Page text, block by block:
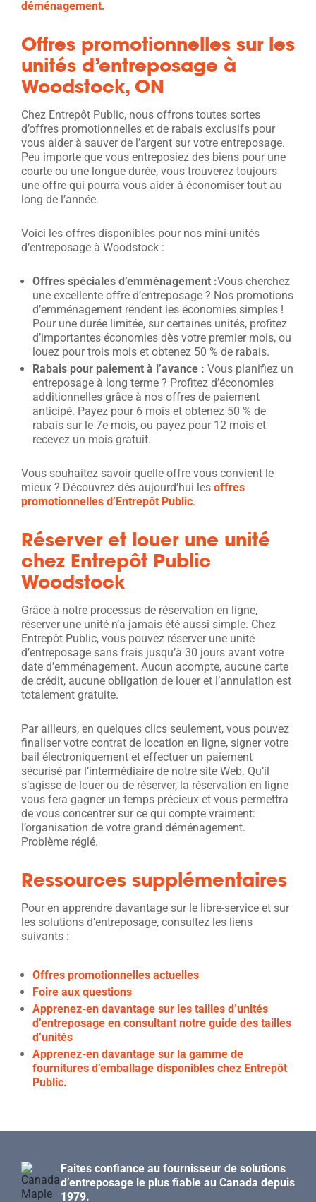
déménagement.
Offres promotionnelles sur les
unités d’entreposage à
Woodstock, ON
Chez Entrepôt Public, nous offrons toutes sortes
d’offres promotionnelles et de rabais exclusifs pour
vous aider à sauver de l’argent sur votre entreposage.
Peu importe que vous entreposiez des biens pour une
courte ou une longue durée, vous trouverez toujours
une offre qui pourra vous aider à économiser tout au
long de l’année.
Voici les offres disponibles pour nos mini-unités
d’entreposage à Woodstock :
Offres spéciales d’emménagement :Vous cherchez
une excellente offre d’entreposage ? Nos promotions
d’emménagement rendent les économies simples !
Pour une durée limitée, sur certaines unités, profitez
d’importantes économies dès votre premier mois, ou
louez pour trois mois et obtenez 50 % de rabais.
Rabais pour paiement à l’avance : Vous planifiez un
entreposage à long terme ? Profitez d’économies
additionnelles grâce à nos offres de paiement
anticipé. Payez pour 6 mois et obtenez 50 % de
rabais sur le 7e mois, ou payez pour 12 mois et
recevez un mois gratuit.
Vous souhaitez savoir quelle offre vous convient le
mieux ? Découvrez dès aujourd’hui les offres
promotionnelles d’Entrepôt Public.
Réserver et louer une unité
chez Entrepôt Public
Woodstock
Grâce à notre processus de réservation en ligne,
réserver une unité n’a jamais été aussi simple. Chez
Entrepôt Public, vous pouvez réserver une unité
d’entreposage sans frais jusqu’à 30 jours avant votre
date d’emménagement. Aucun acompte, aucune carte
de crédit, aucune obligation de louer et l’annulation est
totalement gratuite.
Par ailleurs, en quelques clics seulement, vous pouvez
finaliser votre contrat de location en ligne, signer votre
bail électroniquement et effectuer un paiement
sécurisé par l’intermédiaire de notre site Web. Qu’il
s’agisse de louer ou de réserver, la réservation en ligne
vous fera gagner un temps précieux et vous permettra
de vous concentrer sur ce qui compte vraiment:
l’organisation de votre grand déménagement.
Problème réglé.
Ressources supplémentaires
Pour en apprendre davantage sur le libre-service et sur
les solutions d’entreposage, consultez les liens
suivants :
Offres promotionnelles actuelles
Foire aux questions
Apprenez-en davantage sur les tailles d’unités
d’entreposage en consultant notre guide des tailles
d’unités
Apprenez-en davantage sur la gamme de
fournitures d’emballage disponibles chez Entrepôt
Public.
Faites confiance au fournisseur de solutions
d’entreposage le plus fiable au Canada depuis
1979.